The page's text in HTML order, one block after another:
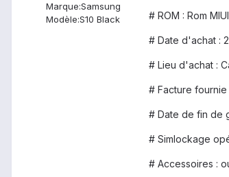
Marque:Samsung
Modèle:S10 Black # ROM : Rom
# Date d'achat :
# Lieu d'achat :
# Facture fournie
# Date de fin de
# Simlockage
# Accessoires :